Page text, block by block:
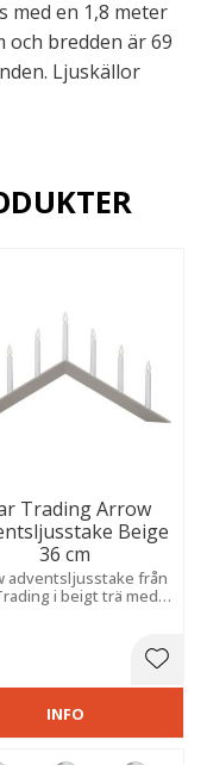
med en 1,8 meter
och bredden är 69
Ljuskällor
Trading Arrow
Beige
36 cm
adventsljusstake från
i beigt trä med 7
dekorera med till jul.
INFO